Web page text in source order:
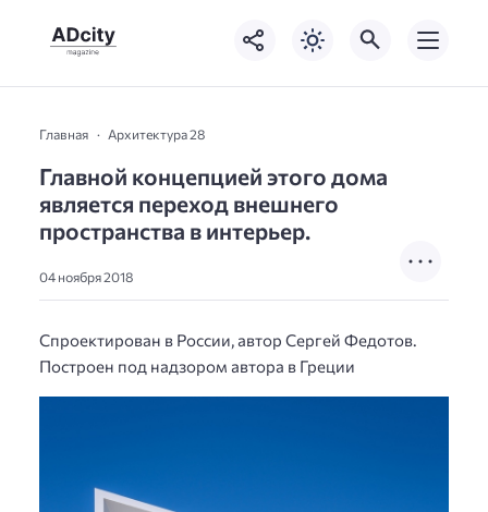
Главная Архитектура 28
Главной концепцией этого дома
является переход внешнего
пространства в интерьер.
04 ноября 2018
Спроектирован в России, автор Сергей Федотов.
Построен под надзором автора в Греции